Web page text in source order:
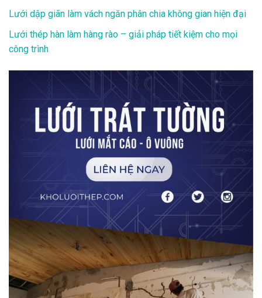
Lưới dập giãn làm vách ngăn phân chia không gian hiện đại
Lưới thép hàn làm hàng rào – giải pháp tiết kiệm cho mọi
công trình